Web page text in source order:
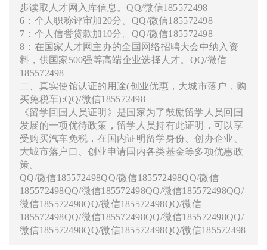
步读取人才网入库信息。QQ/微信185572498
6：个人职称评审加20分。QQ/微信185572498
7：个人信誉贷款加10分。QQ/微信185572498
8：在国家人才网主办的全国网络招聘大会中纳入资
料，供国家500强等高端企业选择人才。QQ/微信
185572498
二、真实使馆认证的用途(创业优惠，大城市落户，购
买免税车):QQ/微信185572498
《留学回国人员证明》是国家为了鼓励留学人员回国
发展的一项优待政策，留学人员持有此证明，可以享
受购买汽车免税，在国内证明留学身份、创办企业、
大城市落户口、创业申请国内各类基金等多项优惠政
策。
QQ/微信185572498QQ/微信185572498QQ/微信
185572498QQ/微信185572498QQ/微信185572498QQ/
微信185572498QQ/微信185572498QQ/微信
185572498QQ/微信185572498QQ/微信185572498QQ/
微信185572498QQ/微信185572498QQ/微信185572498